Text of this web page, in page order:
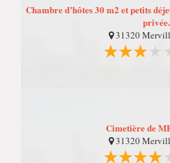
Chambre d’hôtes 30 m2 et petits
privée.
31320
Cimetière de
31320